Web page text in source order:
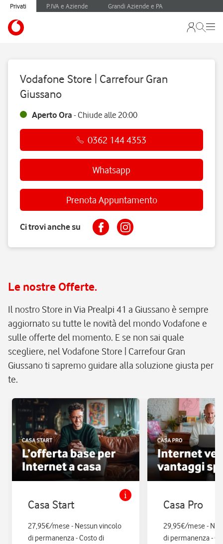
Privati P.IVA e Aziende Grandi Aziende e PA
Vodafone Store | Carrefour Gran
Giussano
Aperto Ora -Chiude alle 20:00
0362 144 4353
Whatsapp
Prenota Appuntamento
Ci trovi anche su
Le nostre Offerte.
Il nostro Store in Via Prealpi 41 a Giussano è sempre
aggiornato su tutte le novità del mondo Vodafone e
sulle offerte del momento. E se non sai quale
scegliere, nel Vodafone Store | Carrefour Gran
Giussano ti sapremo guidare alla soluzione giusta per
te.
Casa Start
27,95€/mese - Nessun vincolo
di permanenza - Costo di
Casa Pro
29,95€/mese -
di permanenza -